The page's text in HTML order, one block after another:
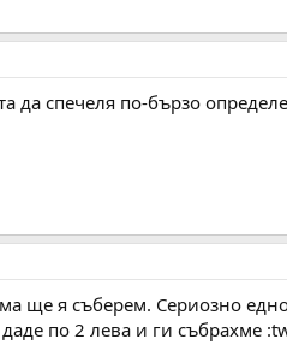
да спечеля по-бързо
ще я съберем. Сериозно
по 2 лева и ги събрахме